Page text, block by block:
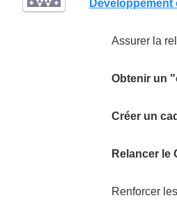
Assurer la
Obtenir un
Créer un
Relancer le
Renforcer